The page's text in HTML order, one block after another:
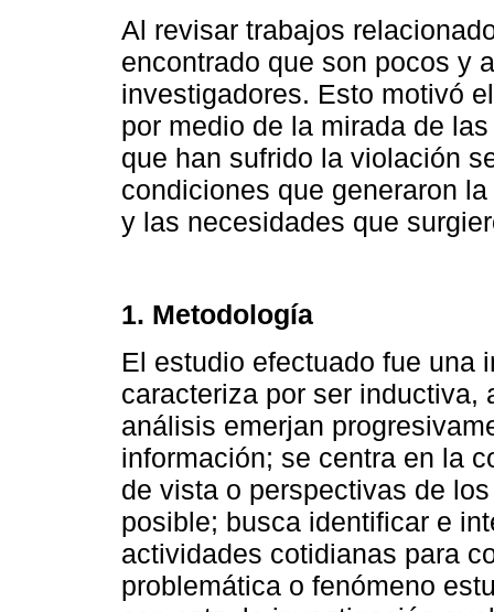
Al revisar trabajos
encontrado que son pocos y
investigadores. Esto motivó
por medio de la mirada de
que han sufrido la violación
condiciones que generaron
y las necesidades que
1. Metodología
El estudio efectuado fue una
caracteriza por ser inductiva,
análisis emerjan
información; se centra en la
de vista o perspectivas de
posible; busca identificar e
actividades cotidianas para
problemática o fenómeno